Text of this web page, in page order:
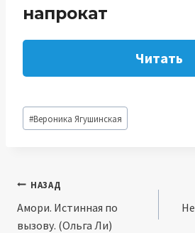
напрокат
Читать
Метки
записи:
#Вероника Ягушинская
Навигация
по
НАЗАД
Амори. Истинная по
вызову. (Ольга Ли)